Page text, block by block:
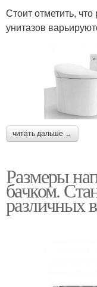
Стоит отметить,
унитазов
читать дальше →
Размеры
бачком.
различных